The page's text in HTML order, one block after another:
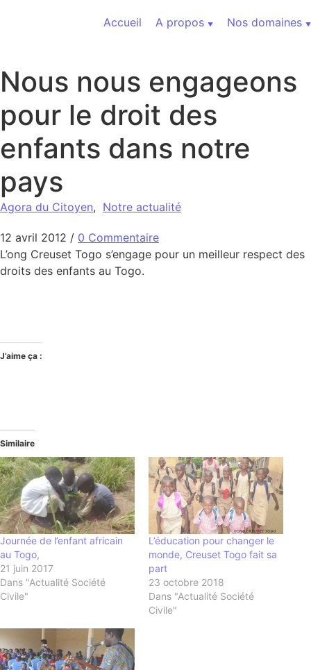
Accueil
A propos Nos domaines
Nous nous engageons
pour le droit des
enfants dans notre
pays
Agora du Citoyen, Notre actualité
12 avril 2012 / 0 Commentaire
L’ong Creuset Togo s’engage pour un meilleur respect des
droits des enfants au Togo.
J’aime ça :
Similaire
Journée de l’enfant africain
au Togo,
21 juin 2017
Dans "Actualité Société
Civile"
L’éducation pour changer le
monde, Creuset Togo fait sa
part
23 octobre 2018
Dans "Actualité Société
Civile"